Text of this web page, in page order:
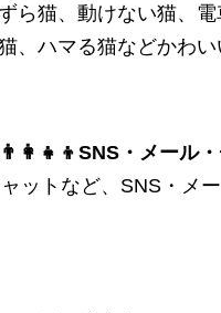
ら猫、動けない猫、
、ハマる猫などかわ
👨‍👩‍👧‍👦SNS・メール
ットなど、SNS・メ